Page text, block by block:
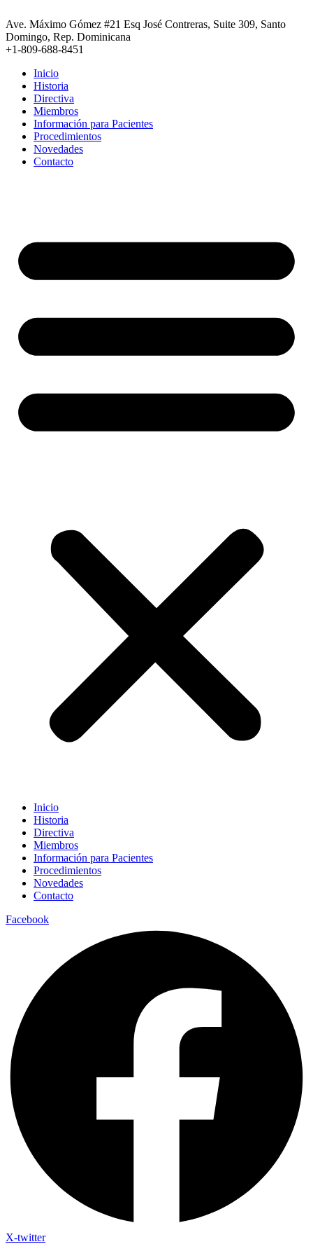
al
contenido
Ave. Máximo Gómez #21 Esq José Contreras, Suite 309, Santo
Domingo, Rep. Dominicana
+1-809-688-8451
Inicio
Historia
Directiva
Miembros
Información para Pacientes
Procedimientos
Novedades
Contacto
Inicio
Historia
Directiva
Miembros
Información para Pacientes
Procedimientos
Novedades
Contacto
Facebook
X-twitter